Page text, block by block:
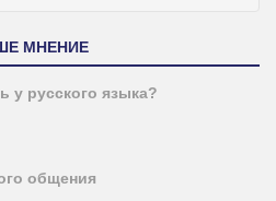
МНЕНИЕ
у русского языка?
общения